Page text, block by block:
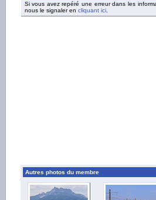
Si vous avez repéré une erreur dans les
nous le signaler en cliquant ici.
Autres photos du membre